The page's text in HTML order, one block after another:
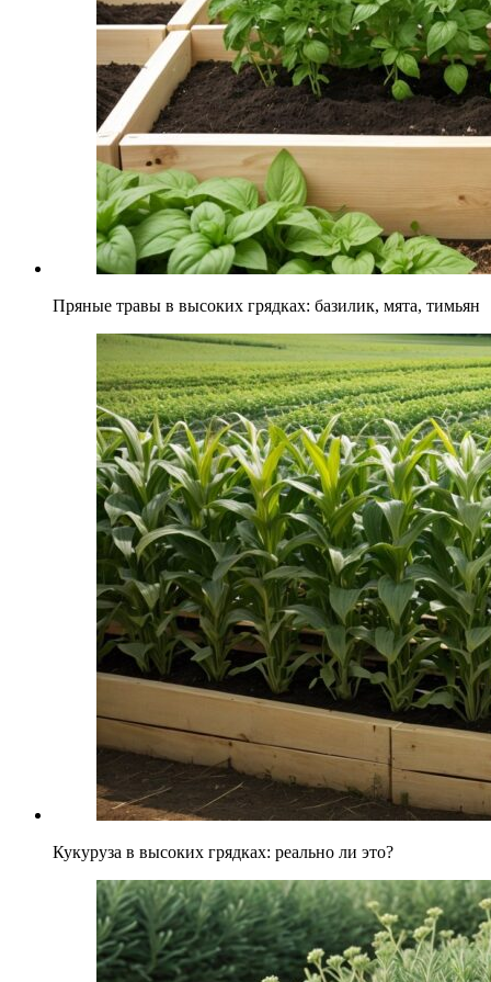
Пряные травы в высоких грядках: базилик, мята, тимьян
Кукуруза в высоких грядках: реально ли это?